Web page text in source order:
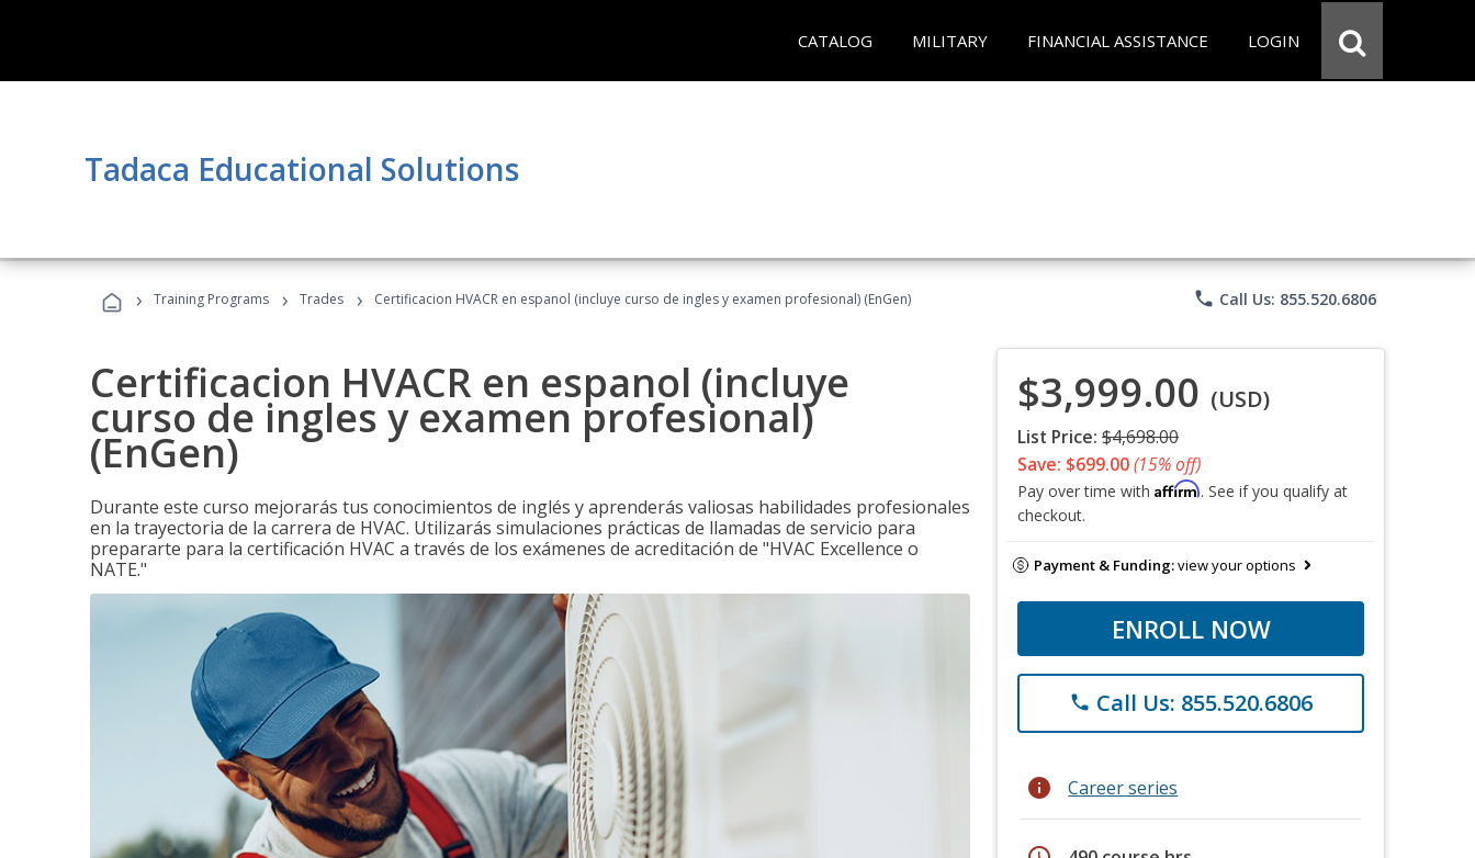
CATALOG MILITARY FINANCIAL ASSISTANCE LOGIN
Tadaca Educational Solutions
› Training Programs › Trades › Certificacion HVACR en espanol (incluye curso de ingles y examen profesional) (EnGen) phone Call Us: 855.520.6806
Certificacion HVACR en espanol (incluye
curso de ingles y examen profesional)
(EnGen)
Durante este curso mejorarás tus conocimientos de inglés y aprenderás valiosas habilidades profesionales
en la trayectoria de la carrera de HVAC. Utilizarás simulaciones prácticas de llamadas de servicio para
prepararte para la certificación HVAC a través de los exámenes de acreditación de "HVAC Excellence o
NATE."
$3,999.00 (USD)
List Price: $4,698.00
Save: $699.00(15% off)
Pay over time with Affirm. See if you qualify at
checkout.
Payment & Funding:view your options
ENROLL NOW
phone Call Us: 855.520.6806
info Career series